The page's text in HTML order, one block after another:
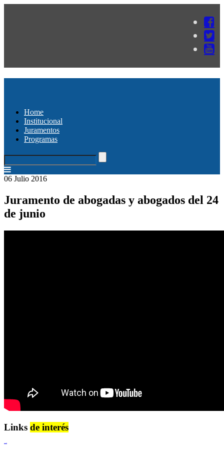
Home
Institucional
Juramentos
Programas
06 Julio 2016
Juramento de abogadas y abogados del 24
de junio
Links de interés